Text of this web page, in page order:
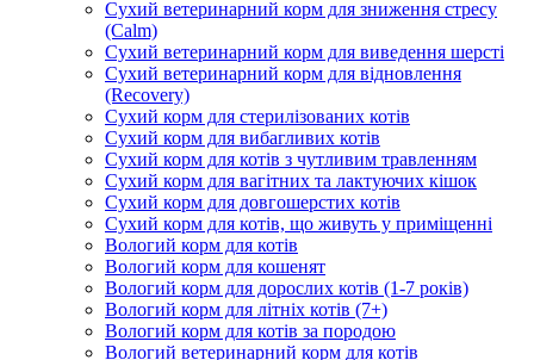
Сухий ветеринарний корм для зниження стресу
(Calm)
Сухий ветеринарний корм для виведення шерсті
Сухий ветеринарний корм для відновлення
(Recovery)
Сухий корм для стерилізованих котів
Сухий корм для вибагливих котів
Сухий корм для котів з чутливим травленням
Сухий корм для вагітних та лактуючих кішок
Сухий корм для довгошерстих котів
Сухий корм для котів, що живуть у приміщенні
Вологий корм для котів
Вологий корм для кошенят
Вологий корм для дорослих котів (1-7 років)
Вологий корм для літніх котів (7+)
Вологий корм для котів за породою
Вологий ветеринарний корм для котів